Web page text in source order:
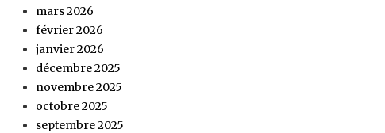
mars 2026
février 2026
janvier 2026
décembre 2025
novembre 2025
octobre 2025
septembre 2025